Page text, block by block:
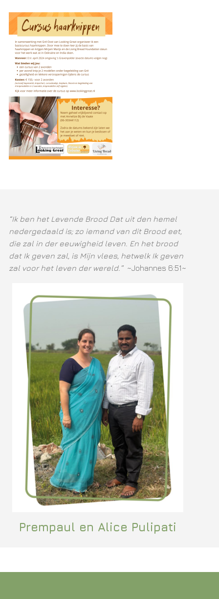
“Ik ben het Levende Brood Dat uit den hemel
nedergedaald is; zo iemand van dit Brood eet,
die zal in der eeuwigheid leven. En het brood
dat Ik geven zal, is Mijn vlees, hetwelk Ik geven
zal voor het leven der wereld.” ~Johannes 6:51~
Prempaul en Alice Pulipati